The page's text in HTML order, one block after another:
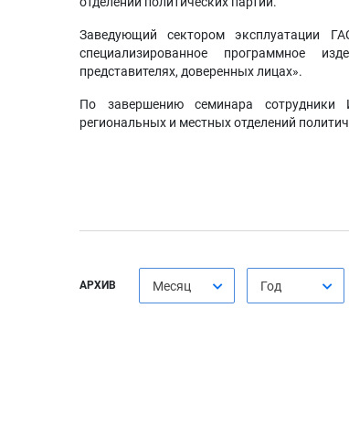
Заведующий сектором эксплуатации
специализированное программное
представителях, доверенных лицах».
По завершению семинара сотрудники
региональных и местных отделений
АРХИВ Месяц Год